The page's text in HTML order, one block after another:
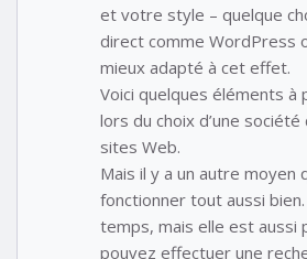
et votre style – quelque
direct comme WordPress
mieux adapté à cet effet.
Voici quelques éléments à
lors du choix d’une
sites Web.
Mais il y a un autre moyen
fonctionner tout aussi
temps, mais elle est aussi
pouvez effectuer une